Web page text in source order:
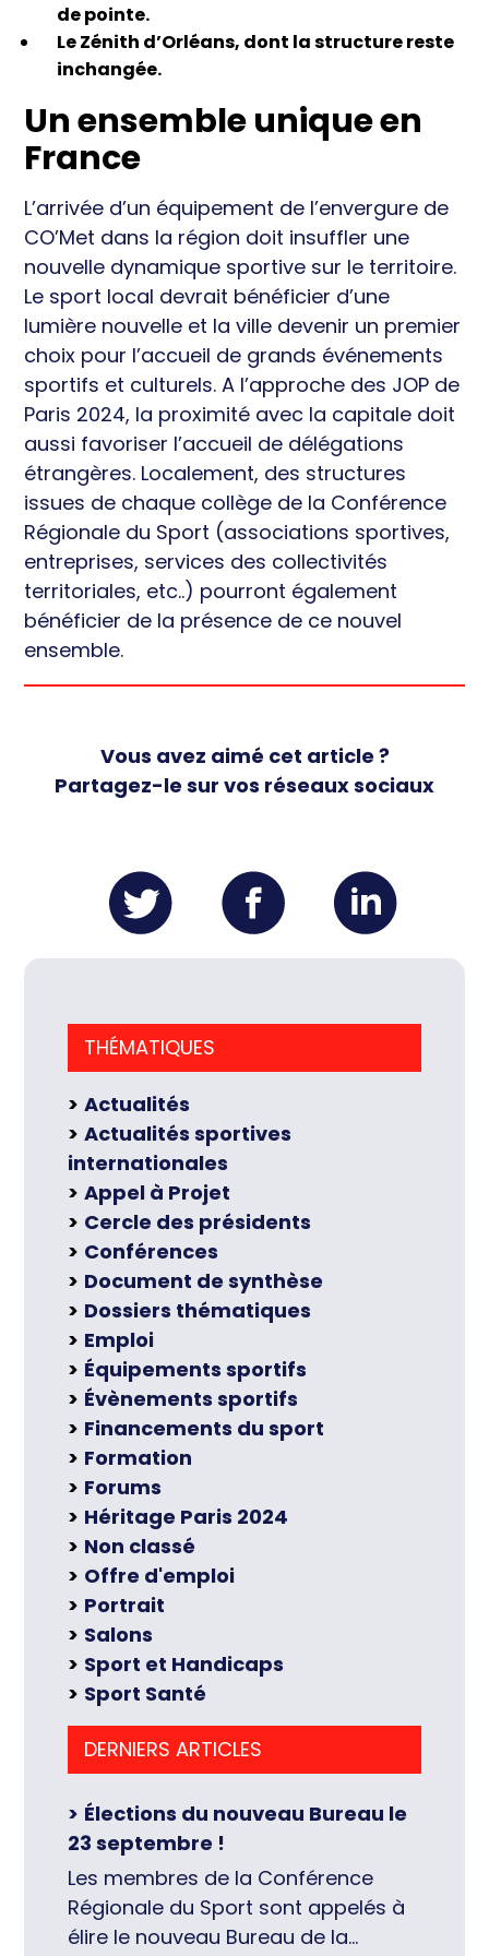
de pointe.
Le Zénith d’Orléans, dont la structure reste
inchangée.
Un ensemble unique en
France
L’arrivée d’un équipement de l’envergure de
CO’Met dans la région doit insuffler une
nouvelle dynamique sportive sur le territoire.
Le sport local devrait bénéficier d’une
lumière nouvelle et la ville devenir un premier
choix pour l’accueil de grands événements
sportifs et culturels. A l’approche des JOP de
Paris 2024, la proximité avec la capitale doit
aussi favoriser l’accueil de délégations
étrangères. Localement, des structures
issues de chaque collège de la Conférence
Régionale du Sport (associations sportives,
entreprises, services des collectivités
territoriales, etc..) pourront également
bénéficier de la présence de ce nouvel
ensemble.
Vous avez aimé cet article ?
Partagez-le sur vos réseaux sociaux
THÉMATIQUES
Actualités
Actualités sportives
internationales
Appel à Projet
Cercle des présidents
Conférences
Document de synthèse
Dossiers thématiques
Emploi
Équipements sportifs
Évènements sportifs
Financements du sport
Formation
Forums
Héritage Paris 2024
Non classé
Offre d'emploi
Portrait
Salons
Sport et Handicaps
Sport Santé
DERNIERS ARTICLES
Élections du nouveau Bureau le
23 septembre !
Les membres de la Conférence
Régionale du Sport sont appelés à
élire le nouveau Bureau de la